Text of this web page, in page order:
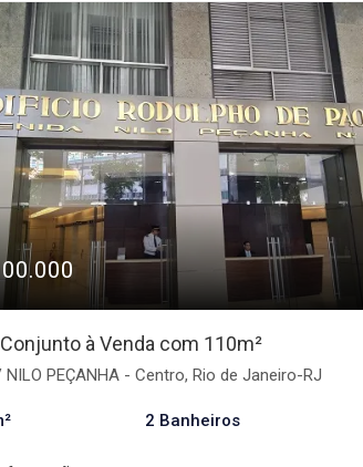
à Venda com 110m²
PEÇANHA - Centro, Rio de Janeiro-RJ
2 Banheiros